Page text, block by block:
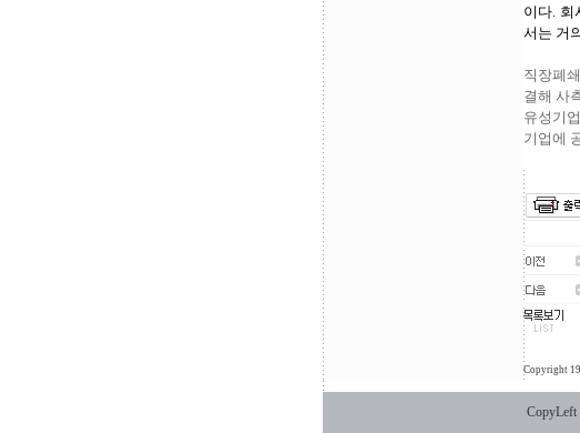
이다. 회
서는 거
직장폐
결해 사
유성기
기업에
Copyright
CopyLeft